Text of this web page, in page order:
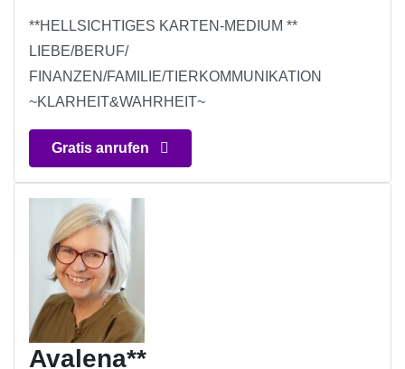
**HELLSICHTIGES KARTEN-MEDIUM **
LIEBE/BERUF/
FINANZEN/FAMILIE/TIERKOMMUNIKATION
~KLARHEIT&WAHRHEIT~
Gratis anrufen
Avalena**